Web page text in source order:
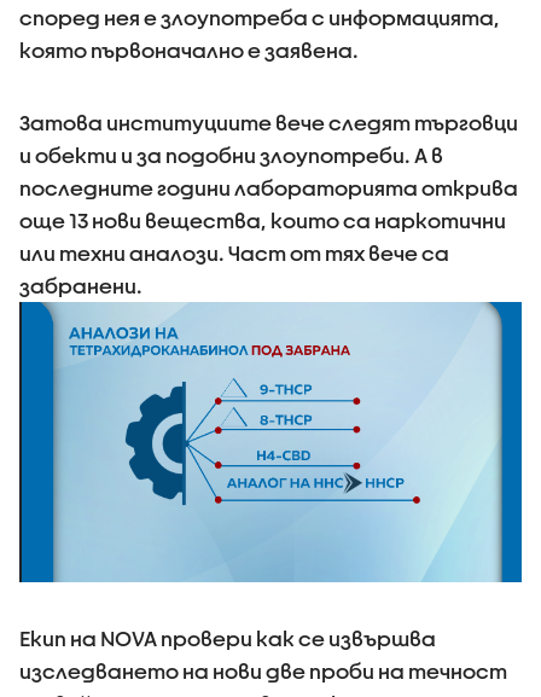
според нея е злоупотреба с информацията,
която първоначално е заявена.
Затова институциите вече следят търговци
и обекти и за подобни злоупотреби. А в
последните години лабораторията открива
още 13 нови вещества, които са наркотични
или техни аналози. Част от тях вече са
забранени.
Екип на NOVA провери как се извършва
изследването на нови две проби на течност